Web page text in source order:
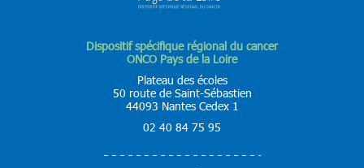
Dispositif spécifique régional du cancer
ONCO Pays de la Loire
Plateau des écoles
50 route de Saint-Sébastien
44093 Nantes Cedex 1
02 40 84 75 95